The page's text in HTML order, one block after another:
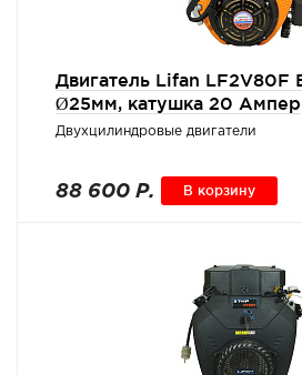
Двигатель Lifan LF2V80F
Ø25мм, катушка 20 Ампер
Двухцилиндровые двигатели
88 600 Р. В корзину